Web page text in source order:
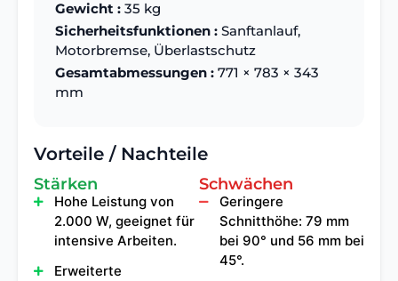
Gewicht : 35 kg
Sicherheitsfunktionen : Sanftanlauf,
Motorbremse, Überlastschutz
Gesamtabmessungen : 771 × 783 × 343
mm
Vorteile / Nachteile
Stärken
Hohe Leistung von
2.000 W, geeignet für
intensive Arbeiten.
Erweiterte
Schwächen
Geringere
Schnitthöhe: 79 mm
bei 90° und 56 mm bei
45°.